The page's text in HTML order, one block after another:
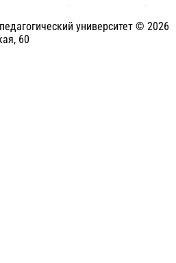
университет © 2026
60